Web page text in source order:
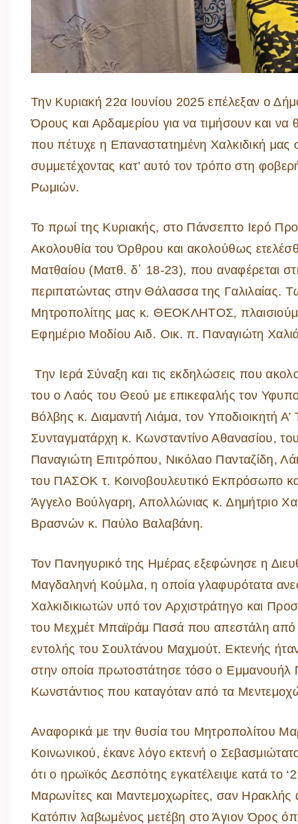
Την Κυριακή 22α Ιουνίου 2025 επέλεξαν ο
Όρους και Αρδαμερίου για να τιμήσουν και
που πέτυχε η Επαναστατημένη Χαλκιδική μας
συμμετέχοντας κατ’ αυτό τον τρόπο στη
Ρωμιών.
Το πρωί της Κυριακής, στο Πάνσεπτο Ιερό
Ακολουθία του Όρθρου και ακολούθως
Ματθαίου (Ματθ. δ΄ 18-23), που αναφέρεται
περιπατώντας στην Θάλασσα της Γαλιλαίας.
Μητροπολίτης μας κ. ΘΕΟΚΛΗΤΟΣ,
Εφημέριο Μοδίου Αιδ. Οικ. π. Παναγιώτη
Την Ιερά Σύναξη και τις εκδηλώσεις που
του ο Λαός του Θεού με επικεφαλής τον
Βόλβης κ. Διαμαντή Λιάμα, τον Υποδιοικητή
Συνταγματάρχη κ. Κωνσταντίνο Αθανασίου,
Παναγιώτη Επιτρόπου, Νικόλαο Πανταζίδη,
του ΠΑΣΟΚ τ. Κοινοβουλευτικό Εκπρόσωπο
Άγγελο Βούλγαρη, Απολλώνιας κ. Δημήτριο
Βρασνών κ. Παύλο Βαλαβάνη.
Τον Πανηγυρικό της Ημέρας εξεφώνησε η
Μαγδαληνή Κούμλα, η οποία γλαφυρότατα
Χαλκιδικιωτών υπό τον Αρχιστράτηγο και
του Μεχμέτ Μπαϊράμ Πασά που απεστάλη από
εντολής του Σουλτάνου Μαχμούτ. Εκτενής
στην οποία πρωτοστάτησε τόσο ο
Κωνστάντιος που καταγόταν από τα
Αναφορικά με την θυσία του Μητροπολίτου
Κοινωνικού, έκανε λόγο εκτενή ο
ότι ο ηρωϊκός Δεσπότης εγκατέλειψε κατά το
Μαρωνίτες και Μαντεμοχωρίτες, σαν Ηρακλής
Κατόπιν λαβωμένος μετέβη στο Άγιον Όρος